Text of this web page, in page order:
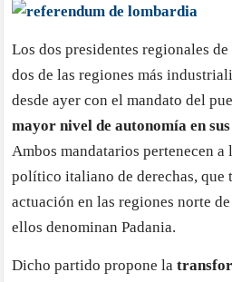
Los dos presidentes regionales de
dos de las regiones más
desde ayer con el mandato del
mayor nivel de autonomía en
Ambos mandatarios pertenecen a
político italiano de derechas, que
actuación en las regiones norte
ellos denominan Padania.
Dicho partido propone la